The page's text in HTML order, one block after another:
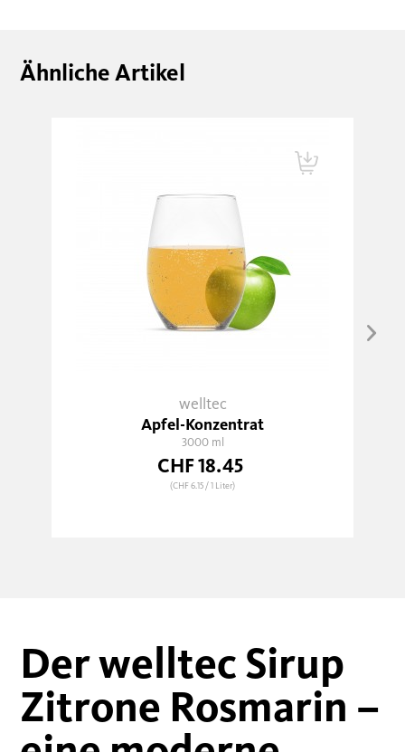
Ähnliche Artikel
welltec
Apfel-Konzentrat
3000 ml
CHF 18.45
(CHF 6.15/ 1 Liter)
Der welltec Sirup
Zitrone Rosmarin –